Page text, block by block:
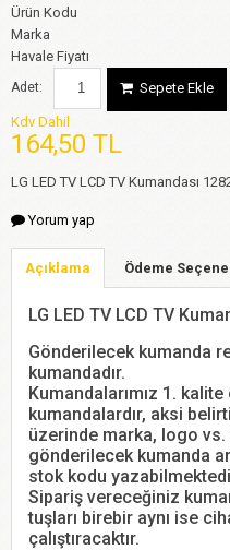
Ürün Kodu
Marka
Havale Fiyatı
Adet: Sepete Ekle
Kdv Dahil
164,50 TL
LG LED TV LCD TV Kumandası
Yorum yap
Açıklama Ödeme
LG LED TV LCD TV
Gönderilecek kumanda
kumandadır.
Kumandalarımız 1.
kumandalardır, aksi
üzerinde marka, logo vs.
gönderilecek kumanda
stok kodu
Sipariş vereceğiniz
tuşları birebir aynı ise
çalıştıracaktır.